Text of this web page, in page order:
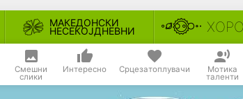
МАКЕДОНСКИ
НЕСЕКОЈДНЕВНИ
Смешни
слики
Интересно Срцезатоплувачи Мотика
таленти